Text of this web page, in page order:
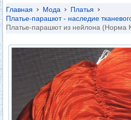
Главная Мода
Платья
Платье-парашют - наследие
Платье-парашют из нейлона (Норма